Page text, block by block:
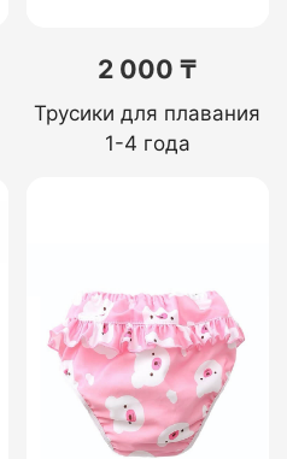
2 000 ₸
Трусики для плавания
1-4 года